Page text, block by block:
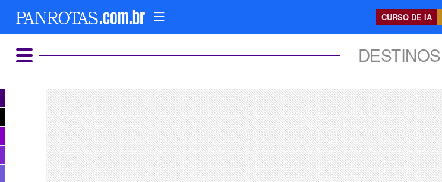
CURSO DE IA
DESTINOS
COMER E BEBER
ALTERNATIVO
LUXO E GLAMOUR